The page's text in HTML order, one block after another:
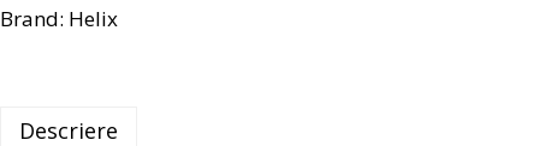
Brand: Helix
Descriere